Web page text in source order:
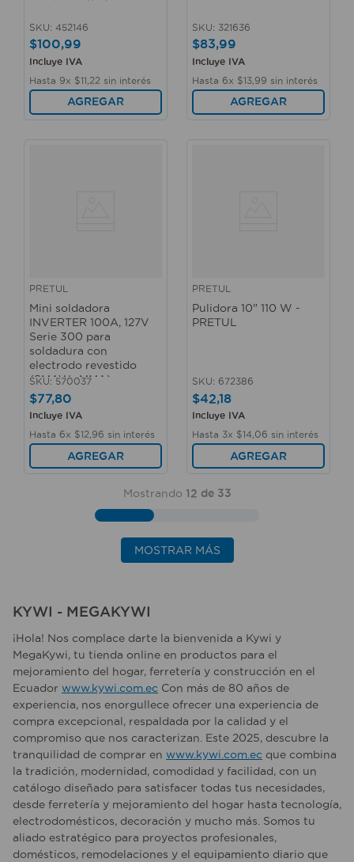
SKU: 452146
$100,99
Incluye IVA
Hasta 9x $11 22 sin interés
AGREGAR
SKU: 321636
$83,99
Incluye IVA
Hasta 6x $13 99 sin interés
AGREGAR
PRETUL
Mini soldadora
INVERTER 100A, 127V
Serie 300 para
soldadura con
electrodo revestido
(SMAW- MMA). -
PRETUL
SKU: 570037
$77,80
Incluye IVA
Hasta 6x $12 96 sin interés
AGREGAR
PRETUL
Pulidora 10" 110 W -
PRETUL
SKU: 672386
$42,18
Incluye IVA
Hasta 3x $14 06 sin interés
AGREGAR
Mostrando 12 de 33
MOSTRAR MÁS
KYWI - MEGAKYWI
¡Hola! Nos complace darte la bienvenida a Kywi y
MegaKywi, tu tienda online en productos para el
mejoramiento del hogar, ferretería y construcción en el
Ecuador www.kywi.com.ec Con más de 80 años de
experiencia, nos enorgullece ofrecer una experiencia de
compra excepcional, respaldada por la calidad y el
compromiso que nos caracterizan. Este 2025, descubre la
tranquilidad de comprar en www.kywi.com.ec que combina
la tradición, modernidad, comodidad y facilidad, con un
catálogo diseñado para satisfacer todas tus necesidades,
desde ferretería y mejoramiento del hogar hasta tecnología,
electrodomésticos, decoración y mucho más. Somos tu
aliado estratégico para proyectos profesionales,
domésticos, remodelaciones y el equipamiento diario que